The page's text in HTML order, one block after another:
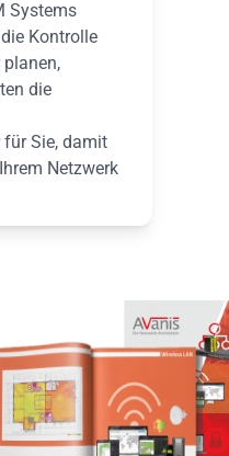
Systems
Kontrolle
planen,
die
Sie, damit
Netzwerk